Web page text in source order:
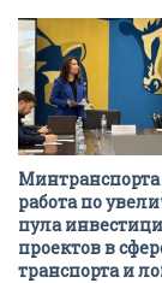
работа по
пула
проектов в
транспорта и